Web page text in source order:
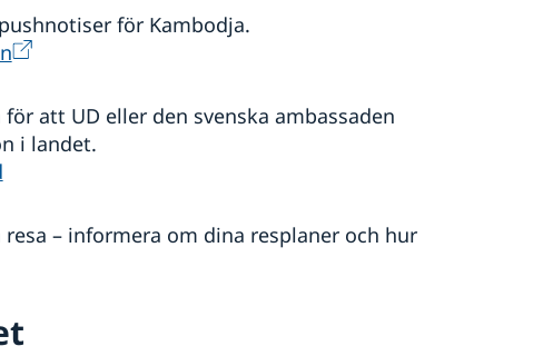
för Kambodja.
att UD eller den svenska ambassaden
i landet.
– informera om dina resplaner och hur